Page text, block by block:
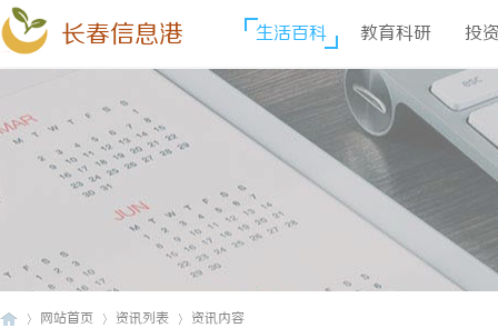
长春信息港 生活百科 教育科研 投
网站首页 资讯列表 资讯内容